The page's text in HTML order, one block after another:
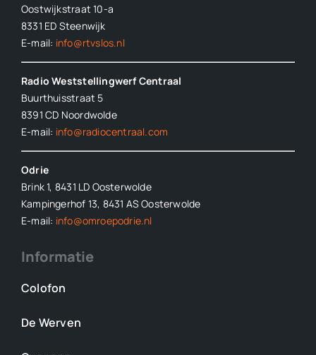
Oostwijkstraat 10-a
8331 ED Steenwijk
E-mail: info@rtvslos.nl
Radio Weststellingwerf Centraal
Buurthuisstraat 5
8391 CD Noordwolde
E-mail: info@radiocentraal.com
Odrie
Brink 1, 8431 LD Oosterwolde
Kampingerhof 13, 8431 AS Oosterwolde
E-mail: info@omroepodrie.nl
Informatie
Colofon
De Werven